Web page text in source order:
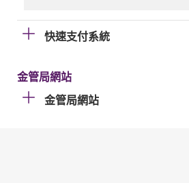
快速支付系統
金管局網站
金管局網站